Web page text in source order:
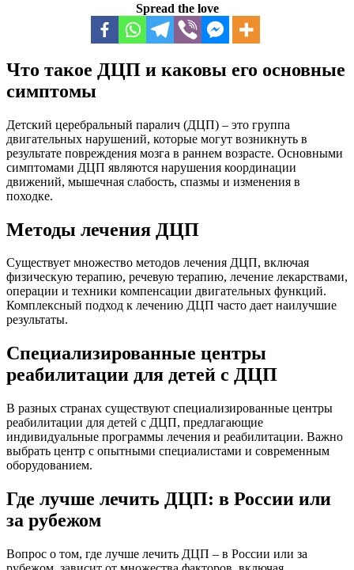
Spread the love
Что такое ДЦП и каковы его основные
симптомы
Детский церебральный паралич (ДЦП) – это группа
двигательных нарушений, которые могут возникнуть в
результате повреждения мозга в раннем возрасте. Основными
симптомами ДЦП являются нарушения координации
движений, мышечная слабость, спазмы и изменения в
походке.
Методы лечения ДЦП
Существует множество методов лечения ДЦП, включая
физическую терапию, речевую терапию, лечение лекарствами,
операции и техники компенсации двигательных функций.
Комплексный подход к лечению ДЦП часто дает наилучшие
результаты.
Специализированные центры
реабилитации для детей с ДЦП
В разных странах существуют специализированные центры
реабилитации для детей с ДЦП, предлагающие
индивидуальные программы лечения и реабилитации. Важно
выбрать центр с опытными специалистами и современным
оборудованием.
Где лучше лечить ДЦП: в России или
за рубежом
Вопрос о том, где лучше лечить ДЦП – в России или за